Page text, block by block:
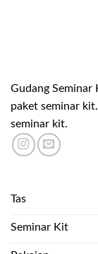
Gudang Seminar
paket seminar
seminar kit.
Tas
Seminar Kit